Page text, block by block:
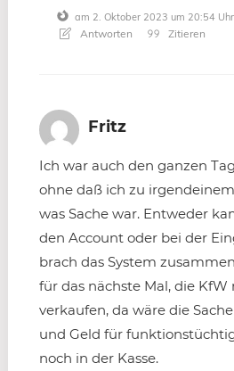
am 2. Oktober 2023 um 20:54 Uhr
Antworten Zitieren
Fritz
Ich war auch den ganzen
ohne daß ich zu
was Sache war. Entweder
den Account oder bei der
brach das System
für das nächste Mal, die KfW
verkaufen, da wäre die
und Geld für
noch in der Kasse.